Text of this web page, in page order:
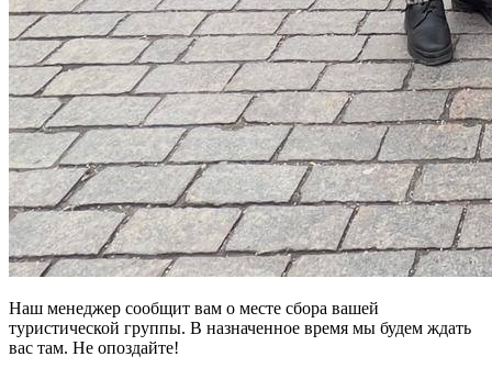
Наш менеджер сообщит вам о месте сбора вашей
туристической группы. В назначенное время мы будем ждать
вас там. Не опоздайте!